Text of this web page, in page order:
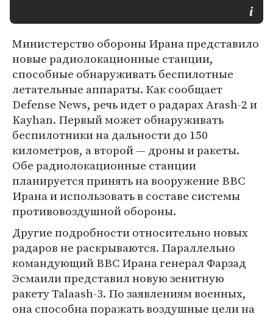
Министерство обороны Ирана представило
новые радиолокационные станции,
способные обнаруживать беспилотные
летательные аппараты. Как сообщает
Defense News, речь идет о радарах Arash-2 и
Kayhan. Первый может обнаруживать
беспилотники на дальности до 150
километров, а второй — дроны и ракеты.
Обе радиолокационные станции
планируется принять на вооружение ВВС
Ирана и использовать в составе системы
противовоздушной обороны.
Другие подробности относительно новых
радаров не раскрываются. Параллельно
командующий ВВС Ирана генерал Фарзад
Эсмаили представил новую зенитную
ракету Talaash-3. По заявлениям военных,
она способна поражать воздушные цели на